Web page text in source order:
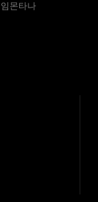
몬타나